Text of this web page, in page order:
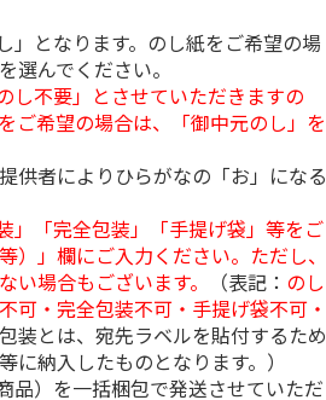
」となります。のし紙をご希望の場
選んでください。
し不要」とさせていただきますの
ご希望の場合は、「御中元のし」を
供者によりひらがなの「お」になる
」「完全包装」「手提げ袋」等をご
）」欄にご入力ください。ただし、
い場合もございます。
（表記： のし
可・完全包装不可・手提げ袋不可・
装とは、宛先ラベルを貼付するため
納入したものとなります。）
品）を一括梱包で発送させていただ